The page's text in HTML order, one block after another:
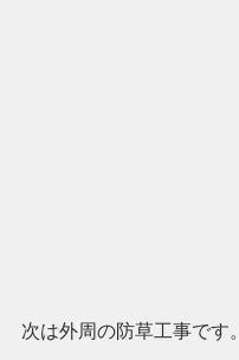
次は外周の防草工事です。